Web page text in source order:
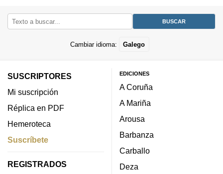
Cambiar idioma: Galego
SUSCRIPTORES
Mi suscripción
Réplica en PDF
Hemeroteca
Suscríbete
REGISTRADOS
EDICIONES
A Coruña
A Mariña
Arousa
Barbanza
Carballo
Deza